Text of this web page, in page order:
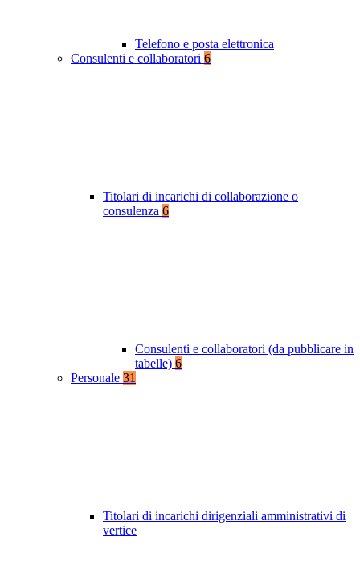
Telefono e posta elettronica
Consulenti e collaboratori 6
Titolari di incarichi di collaborazione o
consulenza 6
Consulenti e collaboratori (da pubblicare in
tabelle) 6
Personale 31
Titolari di incarichi dirigenziali amministrativi di
vertice